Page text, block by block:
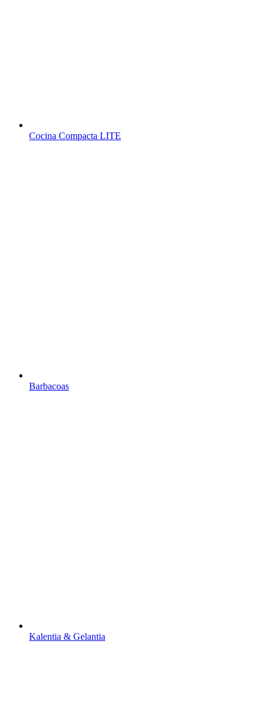
Cocina Compacta LITE
Barbacoas
Kalentia & Gelantia